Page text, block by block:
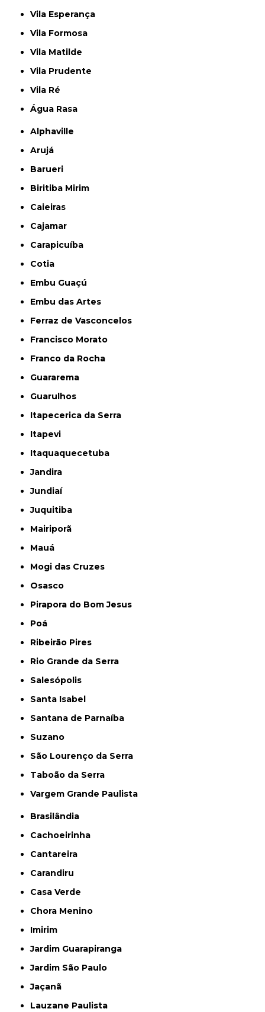
Vila Esperança
Vila Formosa
Vila Matilde
Vila Prudente
Vila Ré
Água Rasa
Alphaville
Arujá
Barueri
Biritiba Mirim
Caieiras
Cajamar
Carapicuíba
Cotia
Embu Guaçú
Embu das Artes
Ferraz de Vasconcelos
Francisco Morato
Franco da Rocha
Guararema
Guarulhos
Itapecerica da Serra
Itapevi
Itaquaquecetuba
Jandira
Jundiaí
Juquitiba
Mairiporã
Mauá
Mogi das Cruzes
Osasco
Pirapora do Bom Jesus
Poá
Ribeirão Pires
Rio Grande da Serra
Salesópolis
Santa Isabel
Santana de Parnaíba
Suzano
São Lourenço da Serra
Taboão da Serra
Vargem Grande Paulista
Brasilândia
Cachoeirinha
Cantareira
Carandiru
Casa Verde
Chora Menino
Imirim
Jardim Guarapiranga
Jardim São Paulo
Jaçanã
Lauzane Paulista